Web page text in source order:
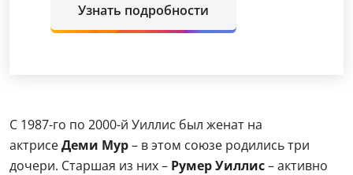
Узнать подробности
С 1987-го по 2000-й Уиллис был женат на
актрисеДеми Мур– в этом союзе родились три
дочери. Старшая из них – Румер Уиллис– активно